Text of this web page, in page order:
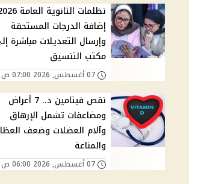
إضافة الدرجات المستحقة
وإرسال التعديلات مباشرة
مكتب التنسيق
07 أغسطس, 2026 07:00 ص
نقص فيتامين د.. 7 أعراض
ومضاعفات تشمل الإرهاق
وآلام العضلات وضعف
والمناعة
07 أغسطس, 2026 06:00 ص